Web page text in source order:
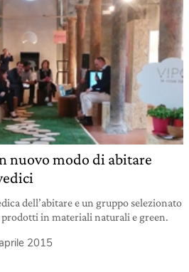
nuovo modo di abitare
dell’abitare e un gruppo selezionato
in materiali naturali e green.
2015